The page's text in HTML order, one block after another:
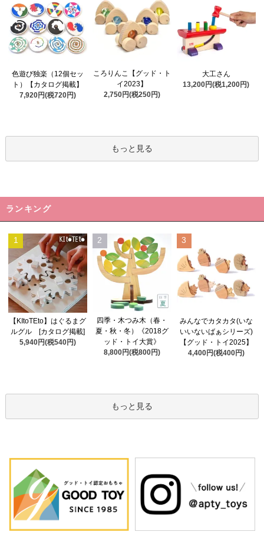
色遊び独楽（12個セッ
ト）【カタログ掲載】
7,920円(税720円)
ころりんこ【グッド・ト
イ2023】
2,750円(税250円)
大工さん
13,200円(税1,200円)
もっと見る
ランキング
1
【KItoTEto】はぐるまグ
ルグル [カタログ掲載]
5,940円(税540円)
2
四季・木つみ木（春・
夏・秋・冬）《2018グ
ッド・トイ大賞》
8,800円(税800円)
3
みんなでカタカタ(いな
いいないばぁシリーズ)
【グッド・トイ2025】
4,400円(税400円)
もっと見る